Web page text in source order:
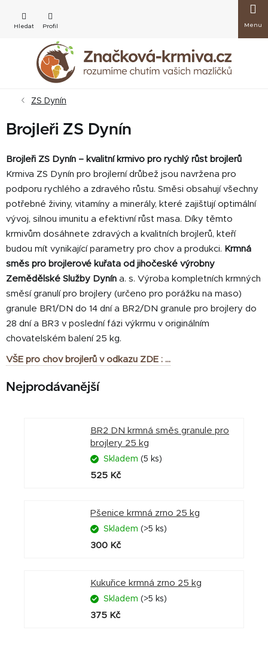
obsah
košík
ZS Dynín
Brojleři ZS Dynín
Brojleři ZS Dynín – kvalitní krmivo pro rychlý růst brojlerů
Krmiva ZS Dynín pro brojlerní drůbež jsou navržena pro
podporu rychlého a zdravého růstu. Směsi obsahují všechny
potřebné živiny, vitamíny a minerály, které zajišťují optimální
vývoj, silnou imunitu a efektivní růst masa. Díky těmto
krmivům dosáhnete zdravých a kvalitních brojlerů, kteří
budou mít vynikající parametry pro chov a produkci. Krmná
směs pro brojlerové kuřata od jihočeské výrobny
Zemědělské Služby Dynín a. s. Výroba kompletních krmných
směsí granulí pro brojlery (určeno pro porážku na maso)
granule BR1/DN do 14 dní a BR2/DN granule pro brojlery do
28 dní a BR3 v poslední fázi výkrmu v originálním
chovatelském balení 25 kg.
VŠE pro chov brojlerů v odkazu ZDE : ...
Nejprodávanější
BR2 DN krmná směs granule pro
brojlery 25 kg
Skladem (5 ks)
525 Kč
Pšenice krmná zrno 25 kg
Skladem (>5 ks)
300 Kč
Kukuřice krmná zrno 25 kg
Skladem (>5 ks)
375 Kč